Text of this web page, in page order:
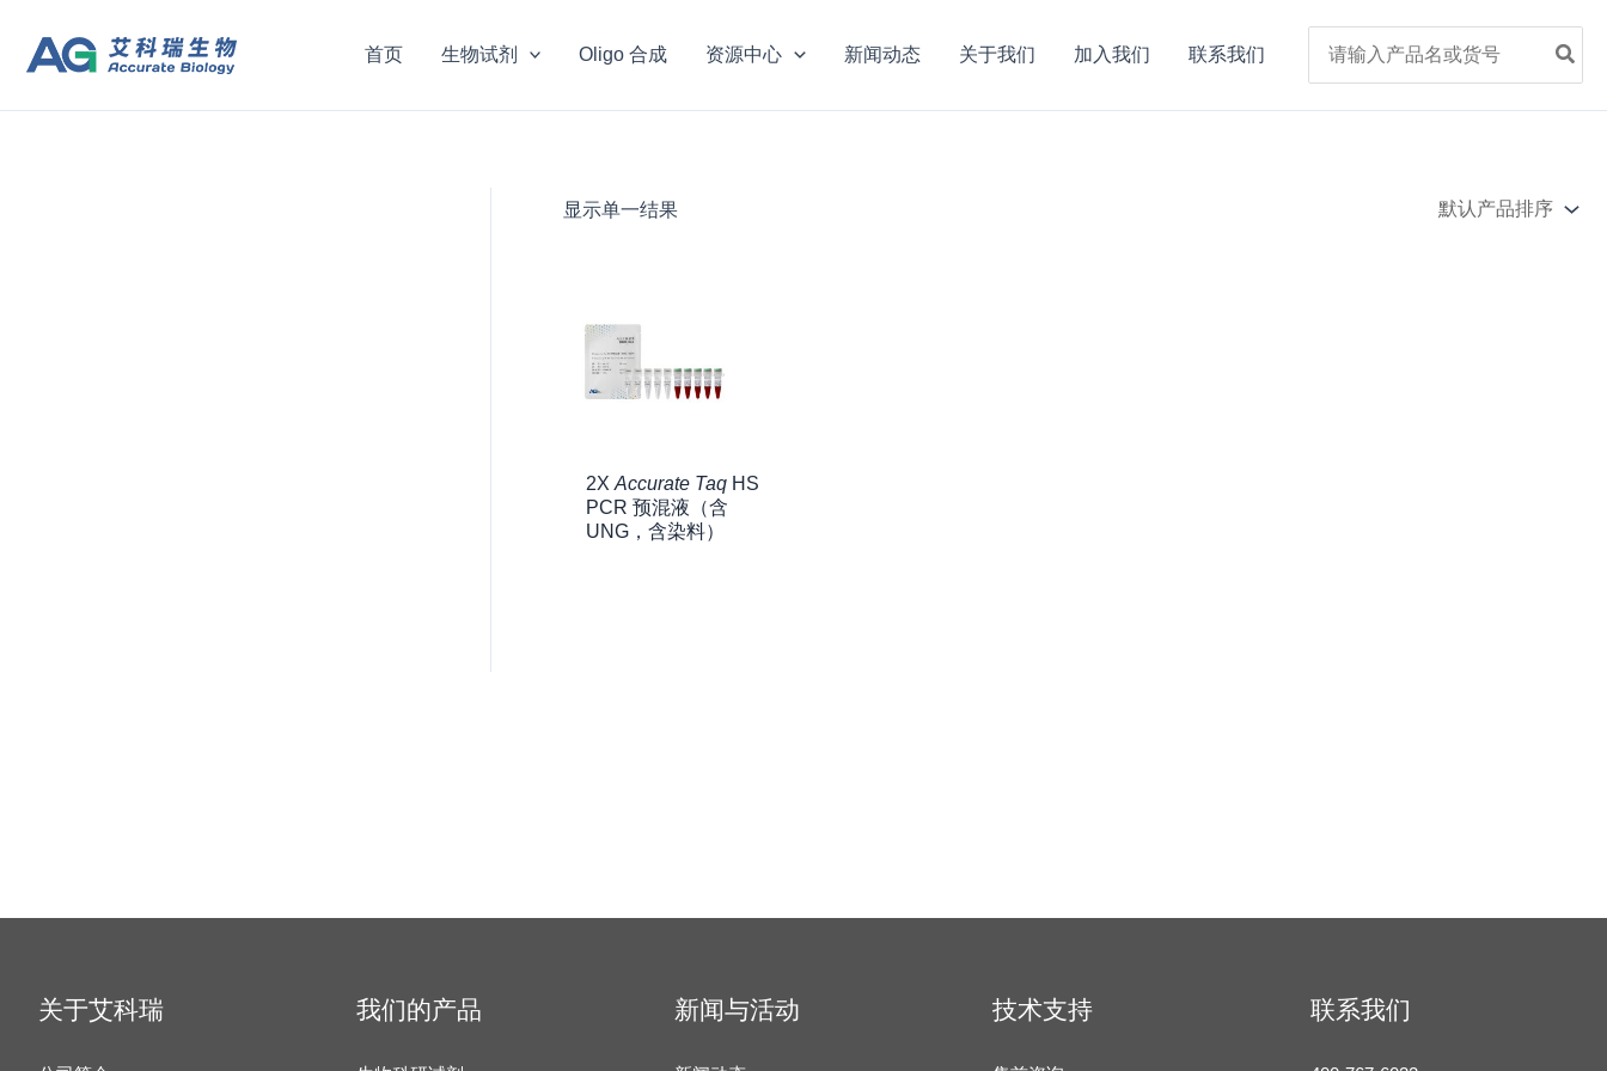
容
首页 生物试剂 Oligo 合成 资源中心 新闻动态 关于我们 加入我们 联系我们
for:
显示单一结果
2XAccurate Taq HS
PCR 预混液（含
UNG，含染料）
关于艾科瑞 我们的产品 新闻与活动 技术支持 联系我们